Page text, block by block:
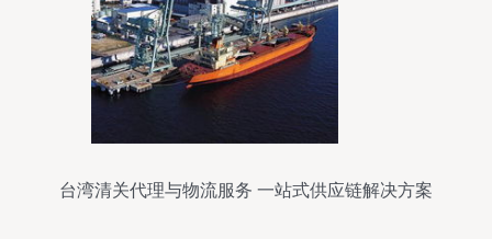
台湾清关代理与物流服务 一站式供应链解决方案